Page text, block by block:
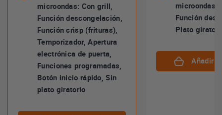
microondas: Con grill,
Función descongelación,
Función crisp (frituras),
Temporizador, Apertura
electrónica de puerta,
Funciones programadas,
Botón inicio rápido, Sin
plato giratorio
microondas:
Función
Plato
Añadir